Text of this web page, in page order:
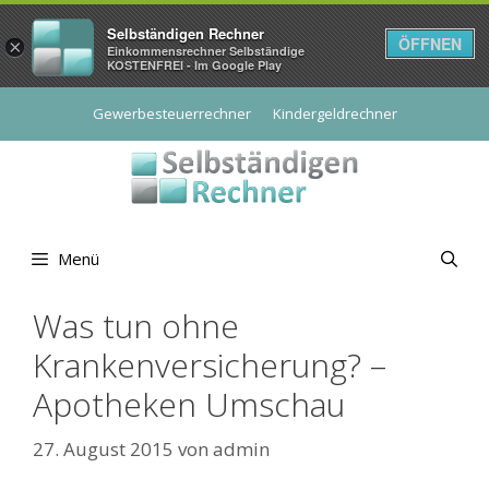
Gewerbesteuerrechner Kindergeldrechner
Menü
Was tun ohne
Krankenversicherung? –
Apotheken Umschau
27. August 2015 von admin
×
Selbständigen Rechner
Einkommensrechner Selbständige
KOSTENFREI - Im Google Play
ÖFFNEN